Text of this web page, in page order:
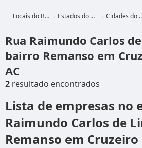
Locais do Brasil Estados do Brasil Cidades do Brasil
Rua Raimundo Carlos
bairro Remanso em
AC
2 resultado encontrados
Lista de empresas no
Raimundo Carlos de
Remanso em Cruzeiro